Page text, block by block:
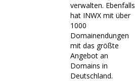
verwalten. Ebenfalls
hat INWX mit über
1000
Domainendungen
mit das größte
Angebot an
Domains in
Deutschland.